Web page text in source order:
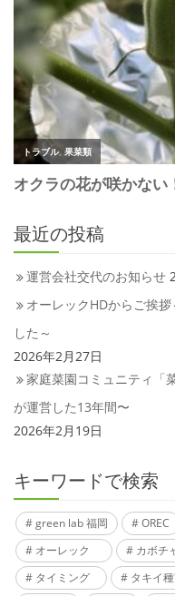
最近の投稿
運営会社交代のお知らせ
オーレックHDからご挨
した～
2026年2月27日
家庭菜園コミュニティ「
が運営した13年間〜
2026年2月19日
キーワードで検索
green lab 福岡 OREC
オーレック
カボチ
タイミング
タキイ